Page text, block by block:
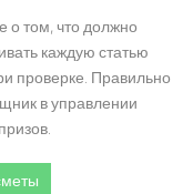
о том, что должно
каждую статью
проверке. Правильно
в управлении